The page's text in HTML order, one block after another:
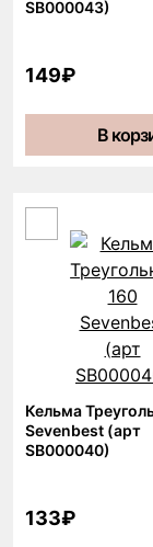
SB000043)
149₽
В
Кельма
Sevenbest (арт
SB000040)
133₽